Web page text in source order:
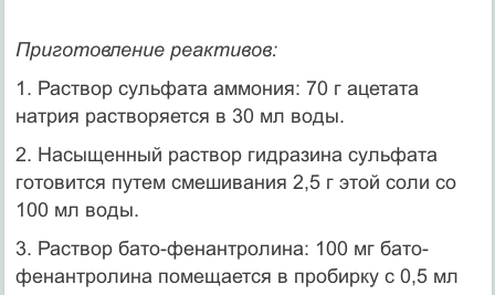
Приготовление реактивов:
1. Раствор сульфата аммония: 70 г ацетата
натрия растворяется в 30 мл воды.
2. Насыщенный раствор гидразина сульфата
готовится путем смешивания 2,5 г этой соли со
100 мл воды.
3. Раствор бато-фенантролина: 100 мг бато-
фенантролина помещается в пробирку с 0,5 мл